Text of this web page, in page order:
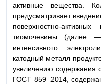
активные вещества.
предусматривает
поверхностно-
тиомочевины
интенсивного
катодный металл
увеличению содержания
ГОСТ 859–2014,